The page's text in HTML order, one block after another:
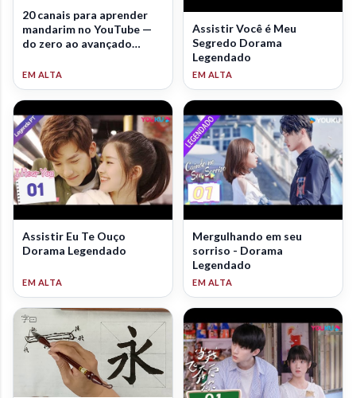
20 canais para aprender
mandarim no YouTube —
do zero ao avançado
Assistir Você é Meu
Segredo Dorama
Legendado
Assistir Eu Te Ouço
Dorama Legendado
Mergulhando em seu
sorriso - Dorama
Legendado